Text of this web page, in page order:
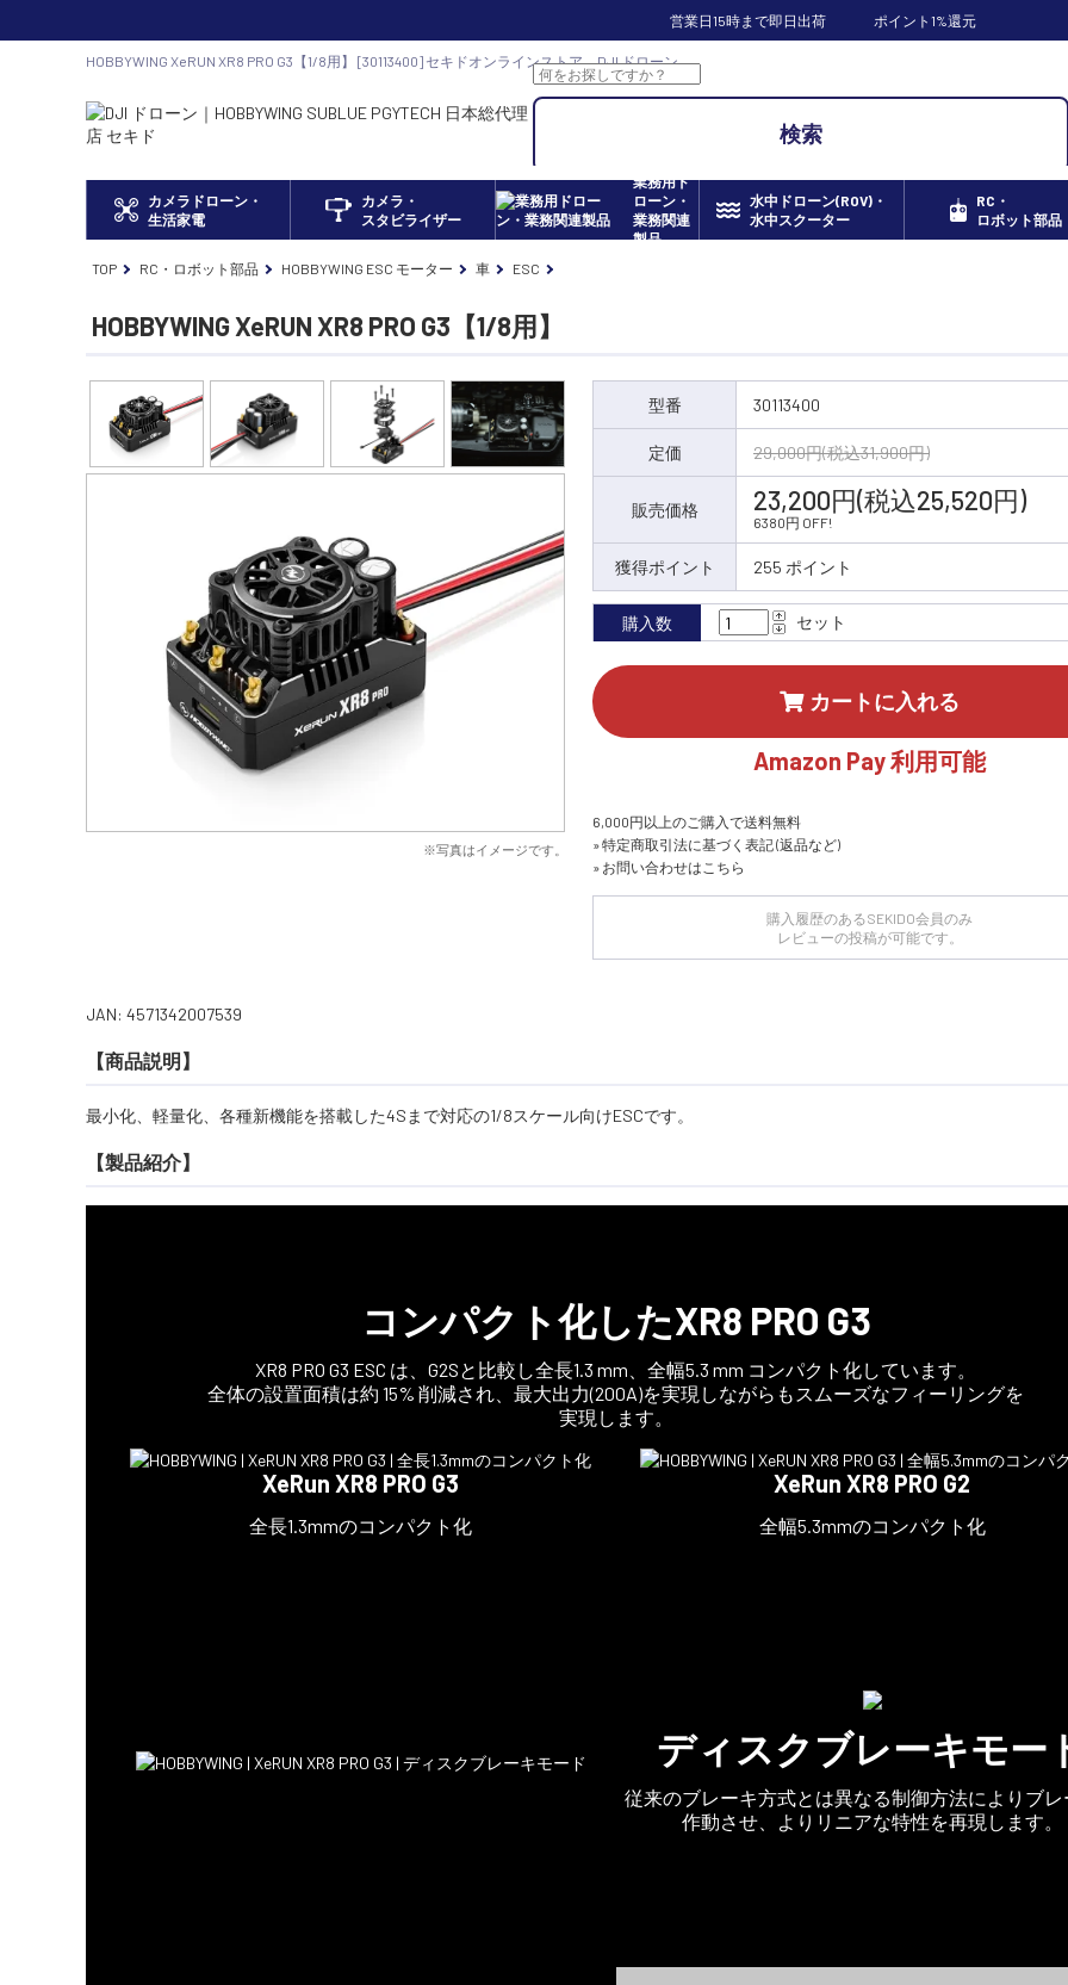
営業日15時まで即日出荷 ポイント1%還元
HOBBYWING XeRUN XR8 PRO G3【1/8用】 [30113400] セキドオンラインストア DJI ドローン
正規代理店
検索
カメラドローン・
生活家電
カメラ・
スタビライザー
業務用ド
ローン・
業務関連
製品
水中ドローン(ROV)・
水中スクーター
RC・
ロボット部品
TOP RC・ロボット部品 HOBBYWING ESC モーター 車 ESC
HOBBYWING XeRUN XR8 PRO G3【1/8用】
※写真はイメージです。
型番 30113400
定価 29,000円(税込31,900円)
販売価格 23,200円(税込25,520円)
6380円 OFF!
獲得ポイント 255 ポイント
購入数 セット
カートに入れる
Amazon Pay 利用可能
6,000円以上のご購入で送料無料
» 特定商取引法に基づく表記 (返品など)
» お問い合わせはこちら
購入履歴のあるSEKIDO会員のみ
レビューの投稿が可能です。
JAN: 4571342007539
【商品説明】
最小化、軽量化、各種新機能を搭載した4Sまで対応の1/8スケール向けESCです。
【製品紹介】
コンパクト化したXR8 PRO G3
XR8 PRO G3 ESC は、G2Sと比較し全長1.3 mm、全幅5.3 mm コンパクト化しています。
全体の設置面積は約 15% 削減され、最大出力(200A)を実現しながらもスムーズなフィーリングを
実現します。
XeRun XR8 PRO G3
全長1.3mmのコンパクト化
XeRun XR8 PRO G2
全幅5.3mmのコンパクト化
ディスクブレーキモー
従来のブレーキ方式とは異なる制御方法によりブレ
作動させ、よりリニアな特性を再現します。